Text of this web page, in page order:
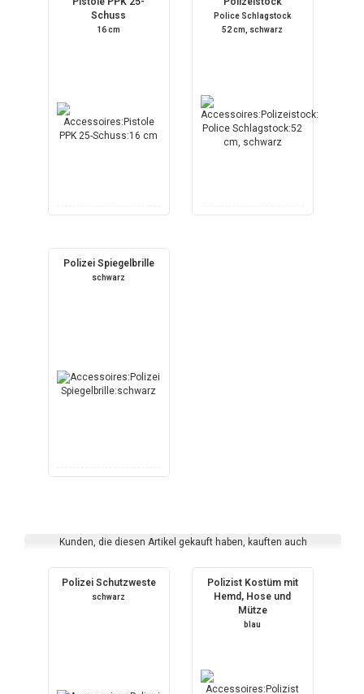
Schuss
16 cm
Police Schlagstock
52 cm, schwarz
Polizei Spiegelbrille
schwarz
Kunden, die diesen Artikel gekauft haben, kauften auch
Polizei Schutzweste
schwarz
Polizist Kostüm mit
Hemd, Hose und
Mütze
blau